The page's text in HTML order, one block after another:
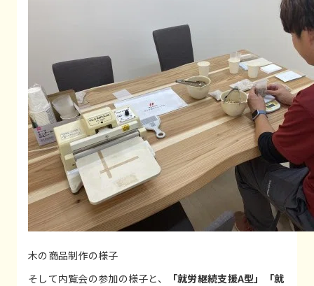
木の商品制作の様子
そして内覧会の参加の様子と、
「就労継続支援A型」「就